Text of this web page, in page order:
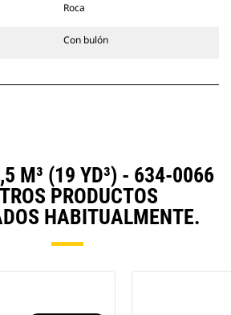
Roca
Con bulón
M³ (19 YD³) - 634-0066
PRODUCTOS
HABITUALMENTE.